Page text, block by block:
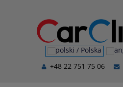
+48 22 751 75 06